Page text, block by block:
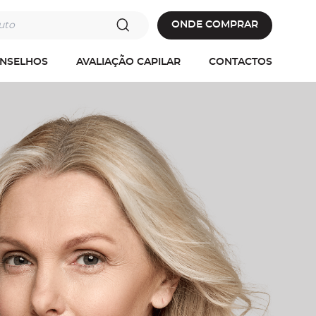
ONDE COMPRAR
AVALIAÇÃO CAPILAR CONTACTOS